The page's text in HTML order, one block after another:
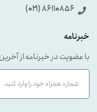
86110856 (۰۲۱)
خبرنامه
با عضویت در خبرنامه از